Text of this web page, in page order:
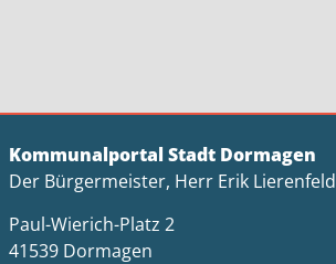
Kommunalportal Stadt Dormagen
Der Bürgermeister, Herr Erik Lierenfeld
Paul-Wierich-Platz 2
41539 Dormagen